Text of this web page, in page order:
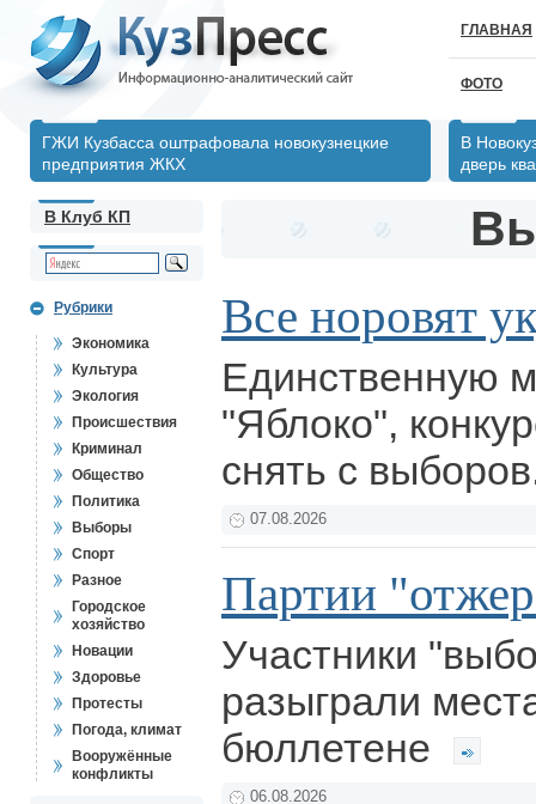
ГЛАВНАЯ
ФОТО
ГЖИ Кузбасса оштрафовала новокузнецкие
предприятия ЖКХ
В
дверь
В Клуб КП
Рубрики
Экономика
Культура
Экология
Происшествия
Криминал
Общество
Политика
Выборы
Спорт
Разное
Городское
хозяйство
Новации
Здоровье
Протесты
Погода, климат
Вооружённые
конфликты
Все норовят
Единственную
"Яблоко",
снять с
07.08.2026
Партии
Участники
разыграли
бюллетене
06.08.2026